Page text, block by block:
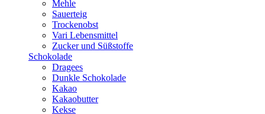
Mehle
Sauerteig
Trockenobst
Vari Lebensmittel
Zucker und Süßstoffe
Schokolade
Dragees
Dunkle Schokolade
Kakao
Kakaobutter
Kekse